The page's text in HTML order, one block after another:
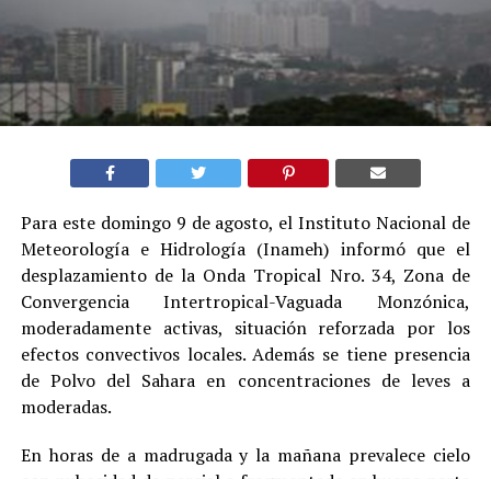
Para este domingo 9 de agosto, el Instituto Nacional de
Meteorología e Hidrología (Inameh) informó que el
desplazamiento de la Onda Tropical Nro. 34, Zona de
Convergencia Intertropical-Vaguada Monzónica,
moderadamente activas, situación reforzada por los
efectos convectivos locales. Además se tiene presencia
de Polvo del Sahara en concentraciones de leves a
moderadas.
En horas de a madrugada y la mañana prevalece cielo